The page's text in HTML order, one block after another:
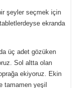
şeyler seçmek için
ekranda
üç adet gözüken
Sol altta olan
ekiyoruz. Ekin
tamamen yeşil